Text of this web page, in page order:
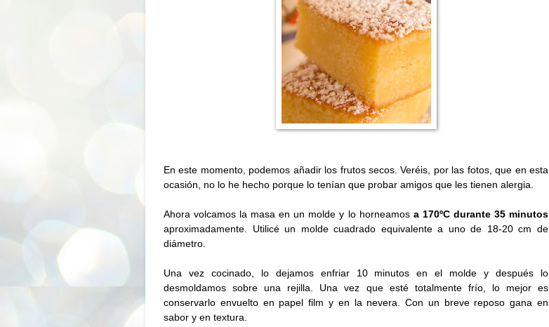
En este momento, podemos añadir los frutos secos. Veréis, por las fotos, que en esta
ocasión, no lo he hecho porque lo tenían que probar amigos que les tienen alergia.
Ahora volcamos la masa en un molde y lo horneamos a 170ºC durante 35 minutos
aproximadamente. Utilicé un molde cuadrado equivalente a uno de 18-20 cm de
diámetro.
Una vez cocinado, lo dejamos enfriar 10 minutos en el molde y después lo
desmoldamos sobre una rejilla. Una vez que esté totalmente frío, lo mejor es
conservarlo envuelto en papel film y en la nevera. Con un breve reposo gana en
sabor y en textura.